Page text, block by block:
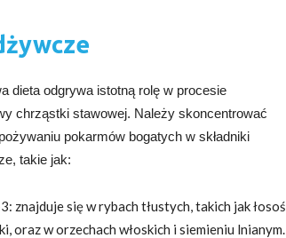
dieta odgrywa istotną rolę w procesie
chrząstki stawowej. Należy skoncentrować
pokarmów bogatych w składniki
takie jak:
znajduje się w rybach tłustych, takich jak łosoś
oraz w orzechach włoskich i siemieniu lnianym.